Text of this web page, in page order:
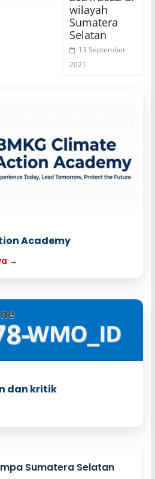
wilayah
Sumatera
Selatan
13 September
2021
Academy
→
dan kritik
Sumatera Selatan